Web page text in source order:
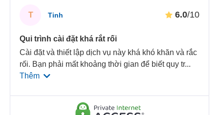
T Tinh 6.0/10
Qui trình cài đặt khá rắt rối
Cài đặt và thiết lập dịch vụ này khá khó khăn và rắc
rối. Bạn phải mất khoảng thời gian để biết quy tr...
Thêm